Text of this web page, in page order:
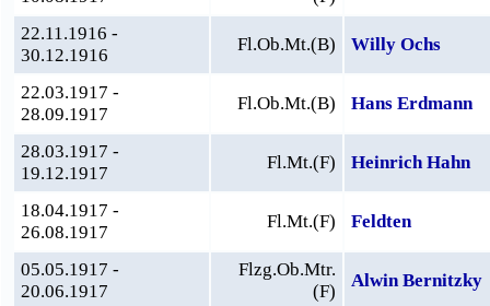
22.11.1916 -
30.12.1916
Fl.Ob.Mt.(B) Willy Ochs
22.03.1917 -
28.09.1917
Fl.Ob.Mt.(B) Hans Erdmann
28.03.1917 -
19.12.1917
Fl.Mt.(F) Heinrich Hahn
18.04.1917 -
26.08.1917
Fl.Mt.(F) Feldten
05.05.1917 -
20.06.1917
Flzg.Ob.Mtr.
(F)
Alwin Bernitzky